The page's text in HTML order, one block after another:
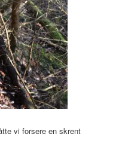
vi forsere en skrent